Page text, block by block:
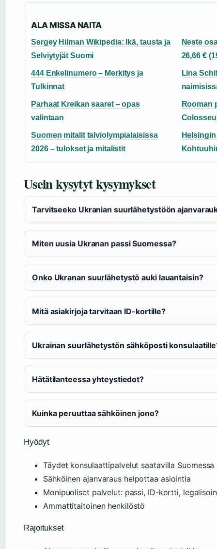
ALA MISSA NAITA
Sergey Hilman Wikipedia: Ikä, tausta ja
Selviytyjät Suomi
Neste
26,66 €
444 Enkelinumero – Merkitys ja
Tulkinnat
Lina
Parhaat Kreikan saaret – opas
valintaan
Rooman
Suomen mitalit talviolympialaisissa
2026 – tulokset ja mitalistit
Usein kysytyt kysymykset
Tarvitseeko Ukranian suurlähetystöön
Miten uusia Ukranan passi Suomessa?
Onko Ukranan suurlähetystö auki lauantaisin?
Mitä asiakirjoja tarvitaan ID-kortille?
Ukrainan suurlähetystön sähköposti
Hätätilanteessa yhteystiedot?
Kuinka peruuttaa sähköinen jono?
Hyödyt
Täydet konsulaattipalvelut saatavilla Suomessa
Sähköinen ajanvaraus helpottaa asiointia
Monipuoliset palvelut: passi, ID-kortti,
Ammattitaitoinen henkilöstö
Rajoitukset